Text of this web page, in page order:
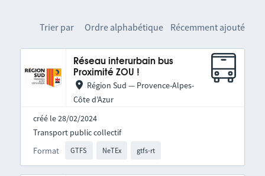
Trier par Ordre alphabétique Récemment ajouté
Réseau interurbain bus
Proximité ZOU !
Région Sud — Provence-Alpes-
Côte d’Azur
créé le 28/02/2024
Format GTFS NeTEx gtfs-rt
Transport public collectif